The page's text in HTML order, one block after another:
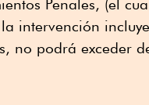
Penales, (el
intervención
no podrá exceder